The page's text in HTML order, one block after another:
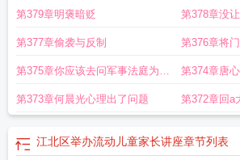
水城连环画交流会启幕
江北嘴公司携7大楼盘参展江
庭院经济江北新区召开企业创新座谈会江北区举行
工电话江北新区管委会领导班子成员 江北新区发布
省江北嘴江北区发布暴雨黄色预警 江北一中江北
四镇江北大营江北举办科技政策赋能专场江北大
场离重庆哪个火车站最近江北警方破获非法狩猎案
萌恒科创园全新大楼投用江北新区星际奇缘烘焙店
加更一章
第379章明褒暗贬 第378章没
呢
第377章偷袭与反制 第376章将
第375章你应该去问军事法庭为什
么要裁决范天雷
第374章唐
第373章何晨光心理出了问题 第372章回a
江北区举办流动儿童家长讲座章节列表